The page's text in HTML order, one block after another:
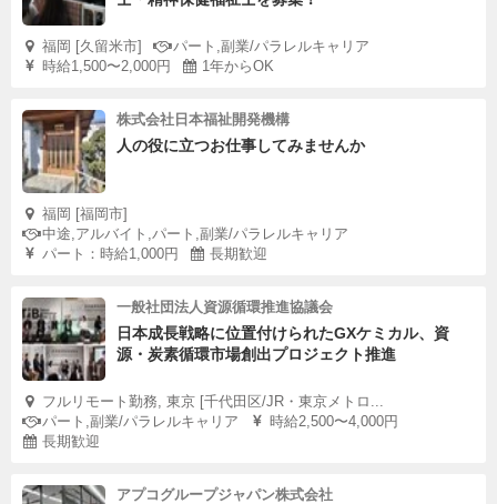
福岡 [久留米市]
パート,副業/パラレルキャリア
時給1,500〜2,000円
1年からOK
株式会社日本福祉開発機構
人の役に立つお仕事してみませんか
福岡 [福岡市]
中途,アルバイト,パート,副業/パラレルキャリア
パート：時給1,000円
長期歓迎
一般社団法人資源循環推進協議会
日本成長戦略に位置付けられたGXケミカル、資
源・炭素循環市場創出プロジェクト推進
フルリモート勤務, 東京 [千代田区/JR・東京メトロ...
パート,副業/パラレルキャリア
時給2,500〜4,000円
長期歓迎
アプコグループジャパン株式会社